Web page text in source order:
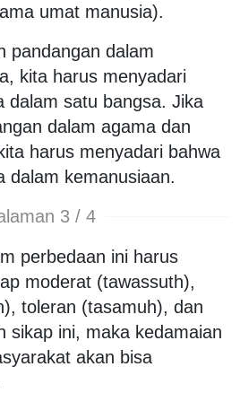
umat manusia).
pandangan dalam
kita harus menyadari
dalam satu bangsa. Jika
dalam agama dan
harus menyadari bahwa
dalam kemanusiaan.
3 / 4
perbedaan ini harus
moderat (tawassuth),
toleran (tasamuh), dan
sikap ini, maka kedamaian
akan bisa